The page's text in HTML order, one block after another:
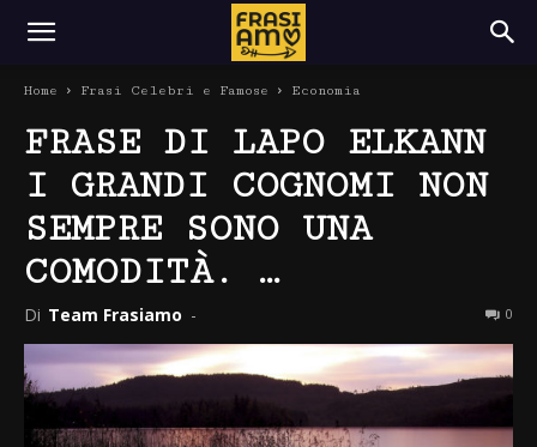
Home Frasi Celebri e Famose Economia
FRASE DI LAPO ELKANN
I GRANDI COGNOMI NON
SEMPRE SONO UNA
COMODITÀ. …
Di Team Frasiamo - 0